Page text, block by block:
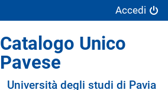
Accedi
Catalogo Unico
Pavese
Università degli studi di Pavia